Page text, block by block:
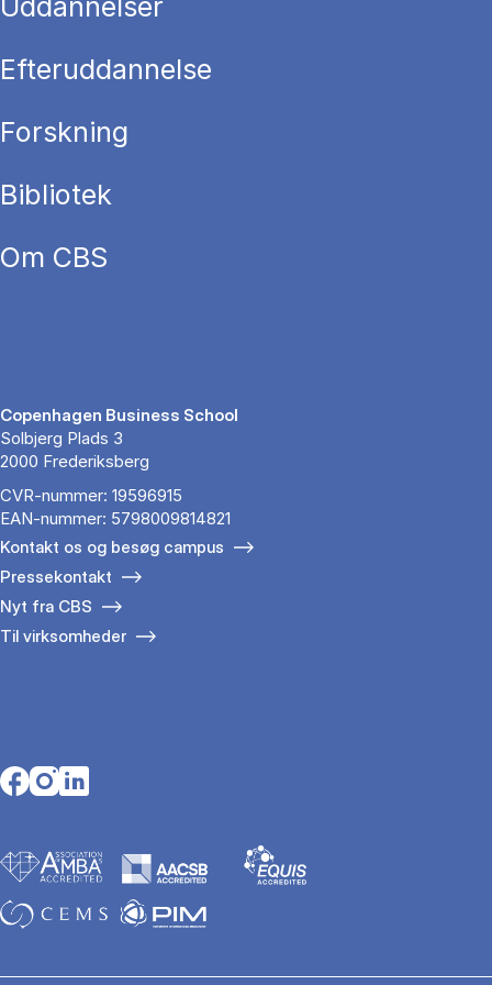
Uddannelser
Efteruddannelse
Forskning
Bibliotek
Om CBS
Copenhagen Business School
Solbjerg Plads 3
2000 Frederiksberg
CVR-nummer: 19596915
EAN-nummer: 5798009814821
Kontakt os og besøg campus
Pressekontakt
Nyt fra CBS
Til virksomheder
Opens in a new tab
Opens in a new tab
Opens in a new tab